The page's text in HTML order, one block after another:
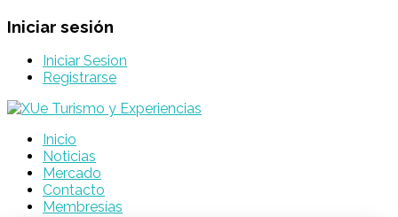
Iniciar sesión
Iniciar Sesion
Registrarse
Inicio
Noticias
Mercado
Contacto
Membresías